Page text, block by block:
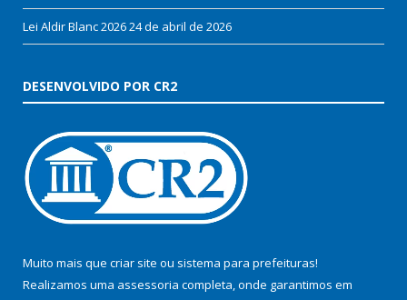
Lei Aldir Blanc 202624 de abril de 2026
DESENVOLVIDO POR CR2
Muito mais que criar site ou sistema para prefeituras!
Realizamos uma assessoria completa, onde garantimos em